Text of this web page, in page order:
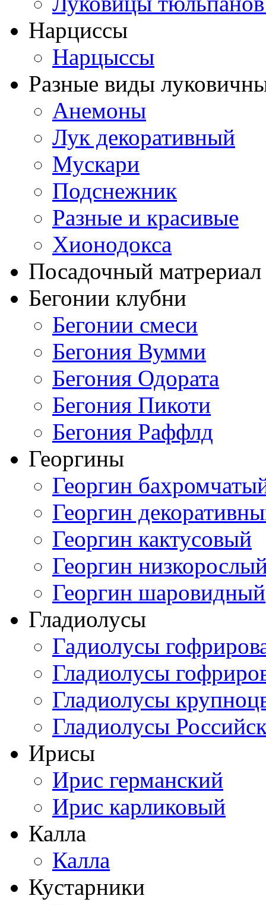
Нарциссы
Нарцыссы
Разные виды
Анемоны
Лук декоративный
Мускари
Подснежник
Разные и красивые
Хионодокса
Посадочный матрериал
Бегонии клубни
Бегонии смеси
Бегония Вумми
Бегония Одората
Бегония Пикоти
Бегония Раффлд
Георгины
Георгин
Георгин
Георгин кактусовый
Георгин
Георгин шаровидный
Гладиолусы
Гадиолусы
Гладиолусы
Гладиолусы
Гладиолусы
Ирисы
Ирис германский
Ирис карликовый
Калла
Калла
Кустарники